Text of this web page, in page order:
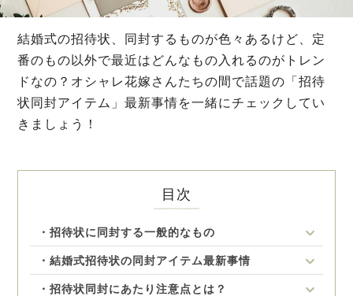
結婚式の招待状、同封するものが色々あるけど、定
番のもの以外で最近はどんなもの入れるのがトレン
ドなの？オシャレ花嫁さんたちの間で話題の「招待
状同封アイテム」最新事情を一緒にチェックしてい
きましょう！
目次
・招待状に同封する一般的なもの
・結婚式招待状の同封アイテム最新事情
・招待状同封にあたり注意点とは？